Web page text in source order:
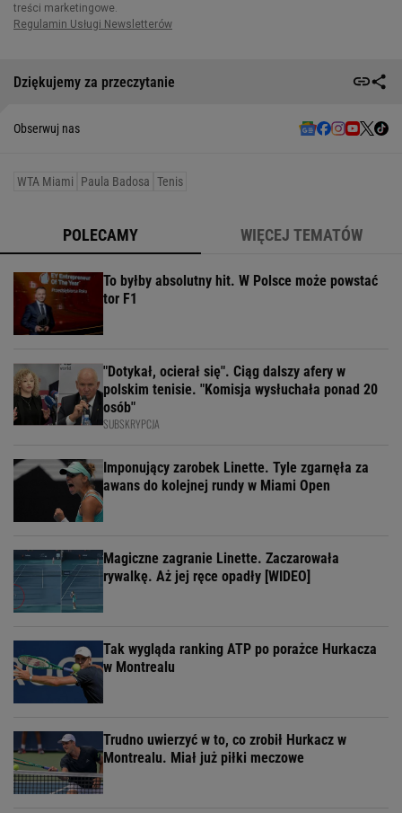
Dziękujemy za przeczytanie
Obserwuj nas
WTA Miami Paula Badosa Tenis
POLECAMY WIĘCEJ TEMATÓW
To byłby absolutny hit. W Polsce może powstać
tor F1
"Dotykał, ocierał się". Ciąg dalszy afery w
polskim tenisie. "Komisja wysłuchała ponad 20
osób"
SUBSKRYPCJA
Imponujący zarobek Linette. Tyle zgarnęła za
awans do kolejnej rundy w Miami Open
Magiczne zagranie Linette. Zaczarowała
rywalkę. Aż jej ręce opadły [WIDEO]
Tak wygląda ranking ATP po porażce Hurkacza
w Montrealu
Trudno uwierzyć w to, co zrobił Hurkacz w
Montrealu. Miał już piłki meczowe